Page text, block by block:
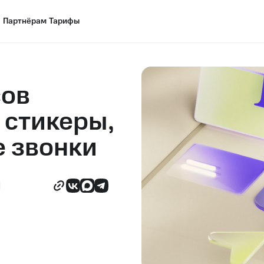
Партнёрам Тарифы
Партнёрам Тарифы